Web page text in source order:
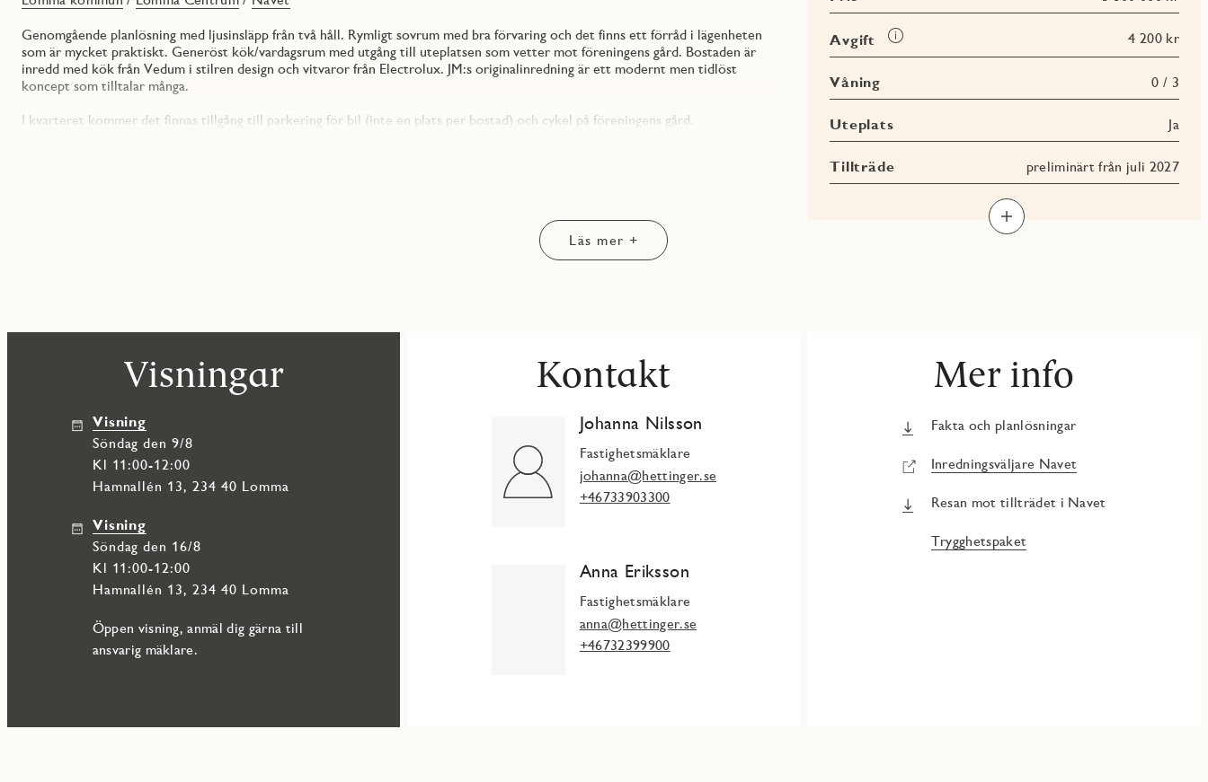
Genomgående planlösning med ljusinsläpp från två håll. Rymligt sovrum med bra förvaring och det finns ett förråd i lägenheten
som är mycket praktiskt. Generöst kök/vardagsrum med utgång till uteplatsen som vetter mot föreningens gård. Bostaden är
inredd med kök från Vedum i stilren design och vitvaror från Electrolux. JM:s originalinredning är ett modernt men tidlöst
koncept som tilltalar många.
I kvarteret kommer det finnas tillgång till parkering för bil (inte en plats per bostad) och cykel på föreningens gård.
I Lomma centrum finns ett brett utbud av butiker, caféer och restauranger. Bibliotek, vårdcentral, apotek mm. Närhet till
pendling via tåg och buss gör att den boende enkelt kan nå många destinationer i Öresundsregionen.
Avgift
Läs
mer
4 200 kr
Våning 0 / 3
Uteplats Ja
Tillträde preliminärt från juli 2027
Läs mer +
Visningar
Visning
söndag den 9/8
Kl 11:00-12:00
Hamnallén 13, 234 40 Lomma
Visning
söndag den 16/8
Kl 11:00-12:00
Hamnallén 13, 234 40 Lomma
Öppen visning, anmäl dig gärna till
ansvarig mäklare.
Kontakt
Johanna Nilsson
Fastighetsmäklare
johanna@hettinger.se
+46733903300
Anna Eriksson
Fastighetsmäklare
anna@hettinger.se
+46732399900
Mer info
Fakta och planlösningar
Inredningsväljare Navet
Resan mot tillträdet i Navet
Trygghetspaket